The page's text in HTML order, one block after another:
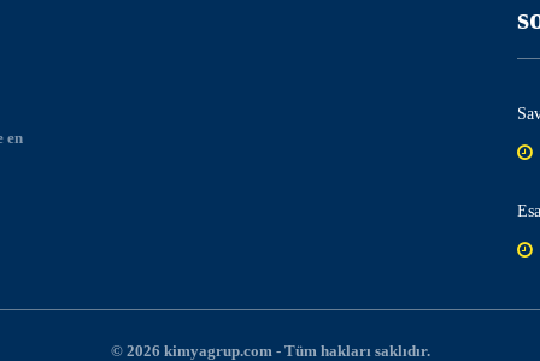
en
© 2026 kimyagrup.com- Tüm hakları saklıdır.